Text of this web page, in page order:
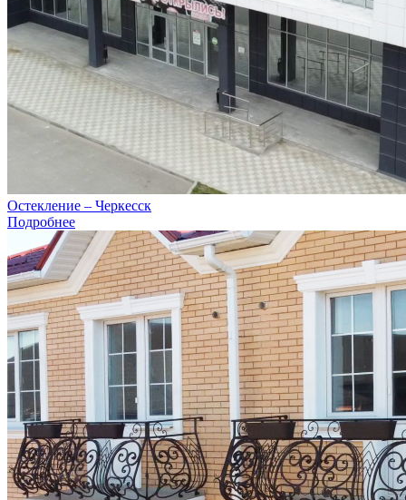
Остекление – Черкесск
Подробнее